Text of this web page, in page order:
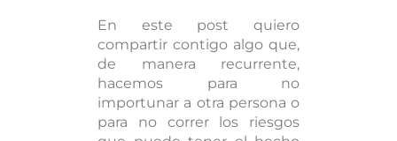
En este post quiero
compartir contigo algo que,
de manera recurrente,
hacemos para no
importunar a otra persona o
para no correr los riesgos